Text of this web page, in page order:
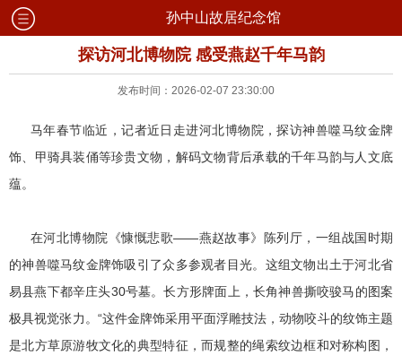
孙中山故居纪念馆
探访河北博物院 感受燕赵千年马韵
发布时间：2026-02-07 23:30:00
马年春节临近，记者近日走进河北博物院，探访神兽噬马纹金牌
饰、甲骑具装俑等珍贵文物，解码文物背后承载的千年马韵与人文底
蕴。
在河北博物院《慷慨悲歌——燕赵故事》陈列厅，一组战国时期
的神兽噬马纹金牌饰吸引了众多参观者目光。这组文物出土于河北省
易县燕下都辛庄头30号墓。长方形牌面上，长角神兽撕咬骏马的图案
极具视觉张力。“这件金牌饰采用平面浮雕技法，动物咬斗的纹饰主题
是北方草原游牧文化的典型特征，而规整的绳索纹边框和对称构图，